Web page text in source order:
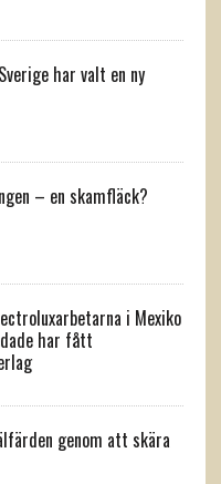
har valt en ny
– en skamfläck?
i Mexiko
har fått
genom att skära